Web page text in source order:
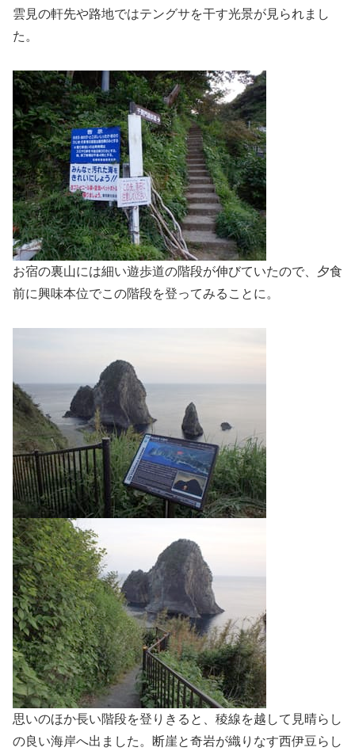
雲見の軒先や路地ではテングサを干す光景が見られまし
た。
お宿の裏山には細い遊歩道の階段が伸びていたので、夕食
前に興味本位でこの階段を登ってみることに。
思いのほか長い階段を登りきると、稜線を越して見晴らし
の良い海岸へ出ました。断崖と奇岩が織りなす西伊豆らし